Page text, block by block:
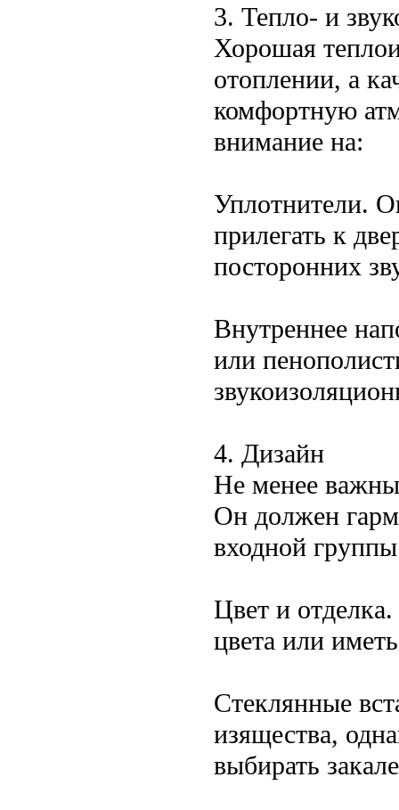
3. Тепло- и
Хорошая
отоплении, а
комфортную
внимание на:
Уплотнители.
прилегать к
посторонних
Внутреннее
или
4. Дизайн
Не менее
Он должен
входной
Цвет и
цвета или
Стеклянные
изящества,
выбирать